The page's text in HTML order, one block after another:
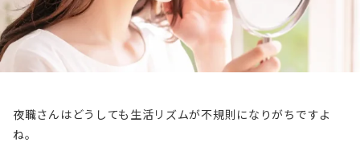
夜職さんはどうしても生活リズムが不規則になりがちですよ
ね。